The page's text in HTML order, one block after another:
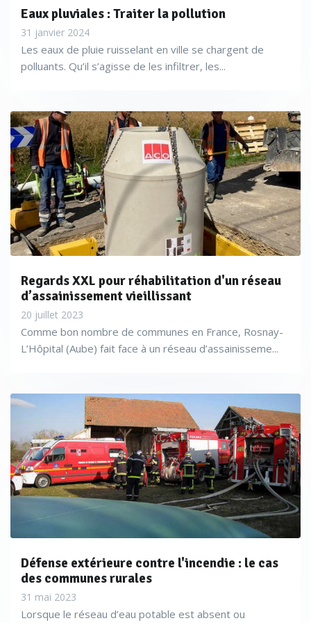
100 m³ de stockage par kilomètre de réseau sont ainsi
mobilisables. Pour des projets nouveaux, associés à des
conduites surdimensionnées, ces dispositifs permettent
de mettre en œuvre un stockage simple et économique,
disponible. La métropole d’Aix-Marseille qui l’utilise déjà,
souhaite ainsi compenser l’imperméabilisation des sols
provoquée par l’urbanisation du quartier Euro-
méditerranée.
Eaux pluviales : Traiter la pollution
31 janvier 2024
Les eaux de pluie ruisselant en ville se chargent de
polluants. Qu’il s’agisse de les infiltrer, les...
Regards XXL pour réhabilitation d'un réseau
d’assainissement vieillissant
20 juillet 2023
Comme bon nombre de communes en France, Rosnay-
L’Hôpital (Aube) fait face à un réseau d’assainisseme...
Défense extérieure contre l'incendie : le cas
des communes rurales
31 mai 2023
Lorsque le réseau d’eau potable est absent ou